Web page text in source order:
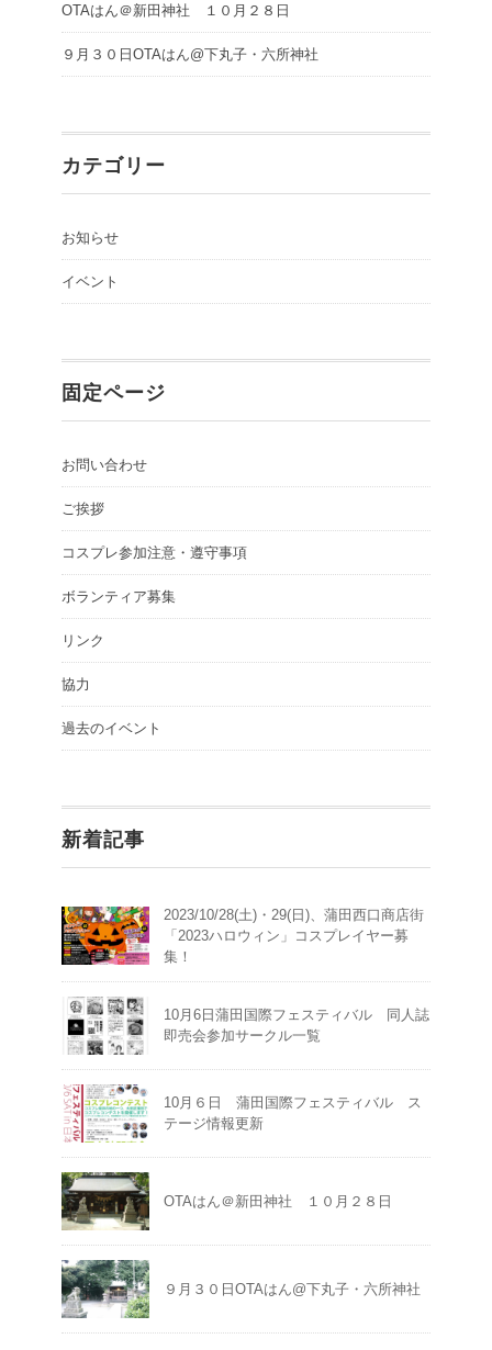
OTAはん＠新田神社 １０月２８日
９月３０日OTAはん@下丸子・六所神社
カテゴリー
お知らせ
イベント
固定ページ
お問い合わせ
ご挨拶
コスプレ参加注意・遵守事項
ボランティア募集
リンク
協力
過去のイベント
新着記事
2023/10/28(土)・29(日)、蒲田西口商店街
「2023ハロウィン」コスプレイヤー募
集！
10月6日蒲田国際フェスティバル 同人誌
即売会参加サークル一覧
10月６日 蒲田国際フェスティバル ス
テージ情報更新
OTAはん＠新田神社 １０月２８日
９月３０日OTAはん@下丸子・六所神社